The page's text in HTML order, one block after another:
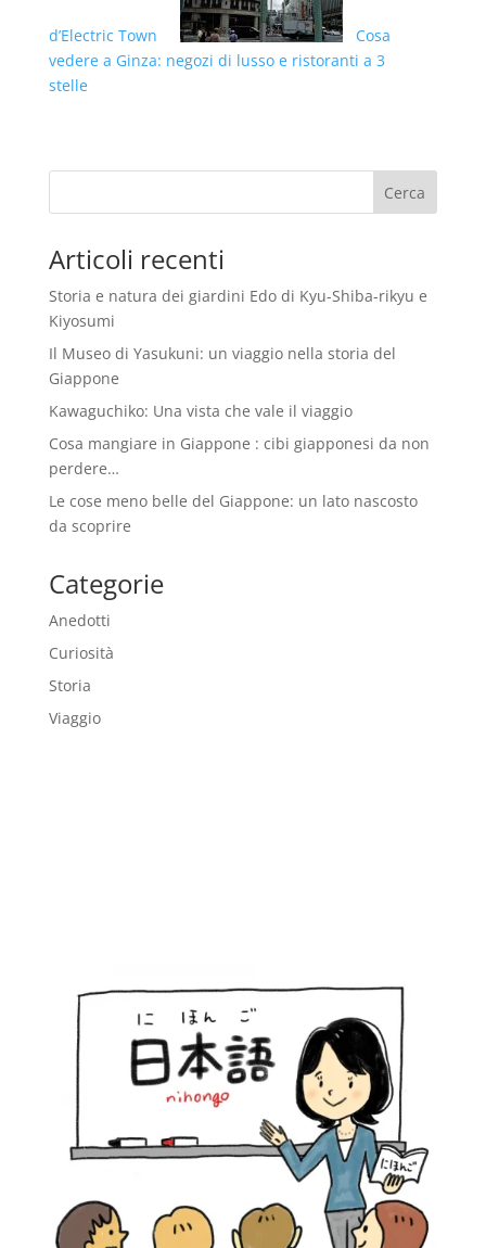
d’Electric Town
Cosa
vedere a Ginza: negozi di lusso e ristoranti a 3
stelle
Articoli recenti
Storia e natura dei giardini Edo di Kyu-Shiba-rikyu e
Kiyosumi
Il Museo di Yasukuni: un viaggio nella storia del
Giappone
Kawaguchiko: Una vista che vale il viaggio
Cosa mangiare in Giappone : cibi giapponesi da non
perdere…
Le cose meno belle del Giappone: un lato nascosto
da scoprire
Categorie
Anedotti
Curiosità
Storia
Viaggio